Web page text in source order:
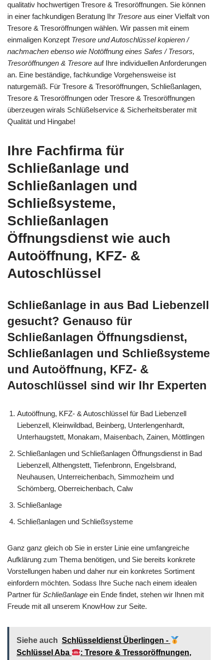
qualitativ hochwertigen Tresore & Tresoröffnungen. Sie können
in einer fachkundigen Beratung Ihr Tresore aus einer Vielfalt von
Tresore & Tresoröffnungen wählen. Wir passen mit einem
einmaligen Konzept Tresore und Autoschlüssel kopieren /
nachmachen ebenso wie Notöffnung eines Safes / Tresors,
Tresoröffnungen & Tresore auf Ihre individuellen Anforderungen
an. Eine beständige, fachkundige Vorgehensweise ist
naturgemäß. Für Tresore & Tresoröffnungen, Schließanlagen,
Tresore & Tresoröffnungen oder Tresore & Tresoröffnungen
überzeugen wirals Schlüßelservice & Sicherheitsberater mit
Qualität und Hingabe!
Ihre Fachfirma für
Schließanlage und
Schließanlagen und
Schließsysteme,
Schließanlagen
Öffnungsdienst wie auch
Autoöffnung, KFZ- &
Autoschlüssel
Schließanlage in aus Bad Liebenzell
gesucht? Genauso für
Schließanlagen Öffnungsdienst,
Schließanlagen und Schließsysteme
und Autoöffnung, KFZ- &
Autoschlüssel sind wir Ihr Experten
Autoöffnung, KFZ- & Autoschlüssel für Bad Liebenzell
Liebenzell, Kleinwildbad, Beinberg, Unterlengenhardt,
Unterhaugstett, Monakam, Maisenbach, Zainen, Möttlingen
Schließanlagen und Schließanlagen Öffnungsdienst in Bad
Liebenzell, Althengstett, Tiefenbronn, Engelsbrand,
Neuhausen, Unterreichenbach, Simmozheim und
Schömberg, Oberreichenbach, Calw
Schließanlage
Schließanlagen und Schließsysteme
Ganz ganz gleich ob Sie in erster Linie eine umfangreiche
Aufklärung zum Thema benötigen, und Sie bereits konkrete
Vorstellungen haben und daher nur ein konkretes Sortiment
einfordern möchten. Sodass Ihre Suche nach einem idealen
Partner für Schließanlage ein Ende findet, stehen wir Ihnen mit
Freude mit all unserem KnowHow zur Seite.
Siehe auch Schlüsseldienst Überlingen -
Schlüssel Aba
: Tresore & Tressoröffnungen,